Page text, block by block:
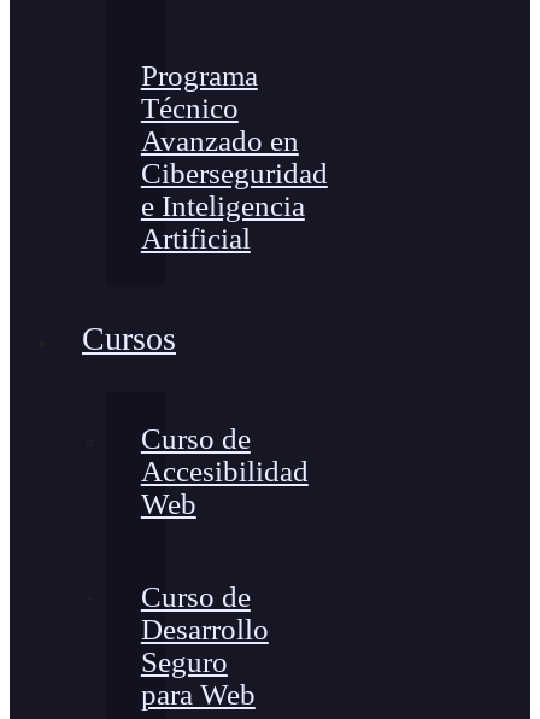
Programa
Técnico
Avanzado en
Ciberseguridad
e Inteligencia
Artificial
Cursos
Curso de
Accesibilidad
Web
Curso de
Desarrollo
Seguro
para Web